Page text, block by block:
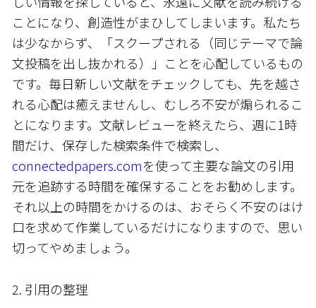
ことになり、創造性がまひしてしまいます。私たち
は少なからず、「スクープされる（同じテーマで論
文投稿を出し抜かれる）」ことを心配しているもの
です。毎日新しい文献をチェックしても、先を越さ
れる心配は癒えませんし、むしろ不安が煽られるこ
とになります。文献レビューを終えたら、週に1時
間だけ、保存した検索条件で検索し、
connectedpapers.comを使って主要な論文の引用
元を追跡する時間を確保することをお勧めします。
それ以上の時間をかけるのは、おそらく不安のはけ
口を求めて作業しているだけになりますので、思い
切ってやめましょう。
2. 引用の整理